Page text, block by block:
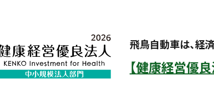
飛鳥自動車は、経
【健康経営優